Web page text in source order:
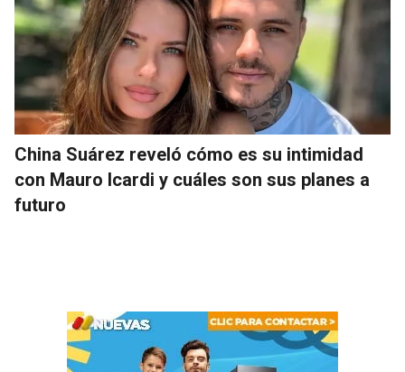
China Suárez reveló cómo es su intimidad
con Mauro Icardi y cuáles son sus planes a
futuro